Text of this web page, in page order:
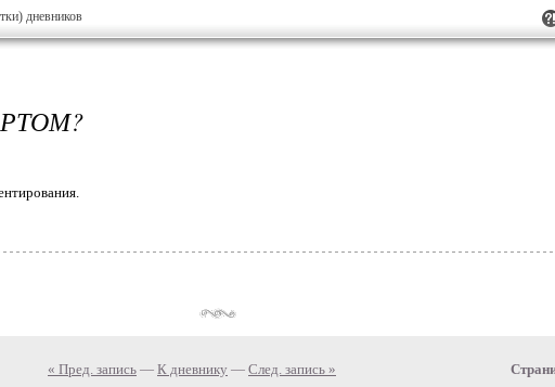
дневников
« Пред. запись — К дневнику — След. запись »